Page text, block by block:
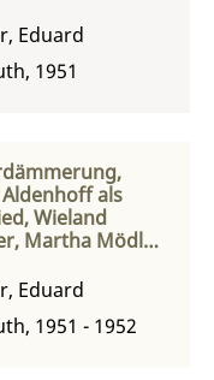
mit Wieland
und Paul Hager
Eduard
1951
als
Wieland
Martha Mödl
einer Probe
Eduard
1951 - 1952